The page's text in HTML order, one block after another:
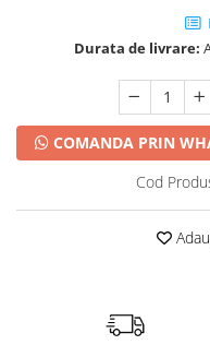
Durata de livrare:
COMANDA PRIN
Cod